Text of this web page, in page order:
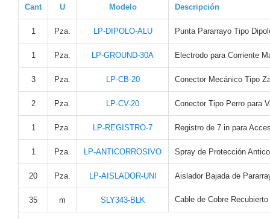
de
Monitores
Videowall
Seguridad
Protección
Contra
Descargas
CoaxialCorriente
AlternaCorriente
Directa
Redes
/
Accesorios
Almacenamiento
NAS /
Cant U Modelo Descripción
1 Pza. LP-DIPOLO-ALU Punta Pararrayo Tipo
1 Pza. LP-GROUND-30A Electrodo para Corriente
3 Pza. LP-CB-20 Conector Mecánico Tipo
2 Pza. LP-CV-20 Conector Tipo Perro para
1 Pza. LP-REGISTRO-7 Registro de 7 in para
1 Pza. LP-ANTICORROSIVO Spray de Protección
20 Pza. LP-AISLADOR-UNI Aislador Bajada de
35 m SLY343-BLK Cable de Cobre